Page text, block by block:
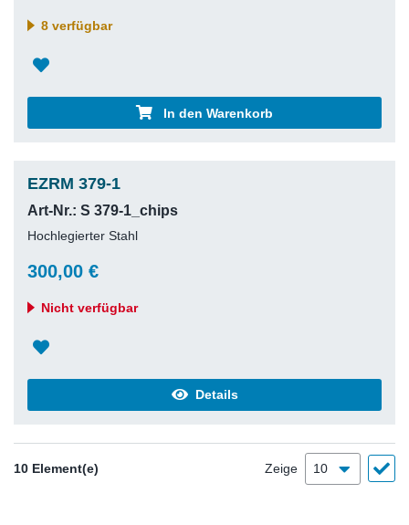
8 verfügbar
In den Warenkorb
EZRM 379-1
Art-Nr.: S 379-1_chips
Hochlegierter Stahl
300,00 €
Nicht verfügbar
Details
10 Element(e) Zeige